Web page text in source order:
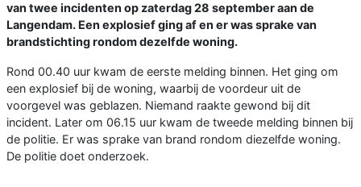
van twee incidenten op zaterdag 28 september aan de
Langendam. Een explosief ging af en er was sprake van
brandstichting rondom dezelfde woning.
Rond 00.40 uur kwam de eerste melding binnen. Het ging om
een explosief bij de woning, waarbij de voordeur uit de
voorgevel was geblazen. Niemand raakte gewond bij dit
incident. Later om 06.15 uur kwam de tweede melding binnen bij
de politie. Er was sprake van brand rondom diezelfde woning.
De politie doet onderzoek.